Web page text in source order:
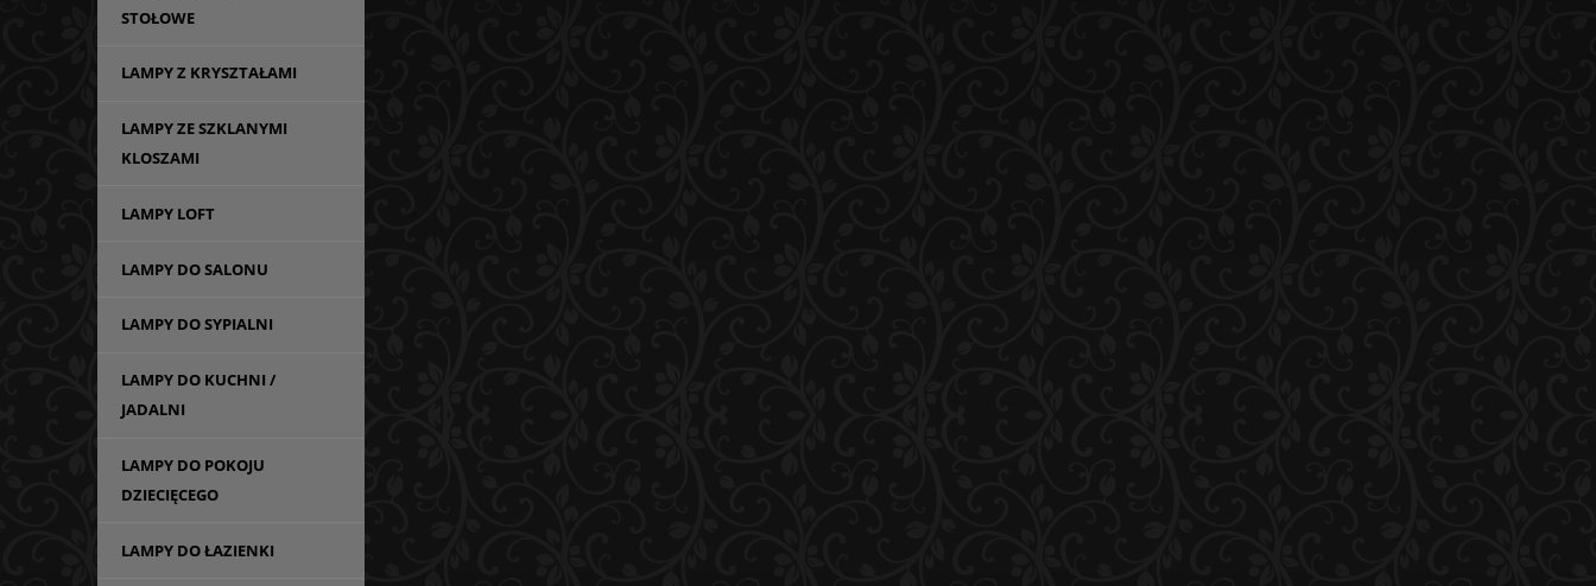
STOŁOWE
LAMPY Z KRYSZTAŁAMI
LAMPY ZE SZKLANYMI
KLOSZAMI
LAMPY LOFT
LAMPY DO SALONU
LAMPY DO SYPIALNI
LAMPY DO KUCHNI /
JADALNI
LAMPY DO POKOJU
DZIECIĘCEGO
LAMPY DO ŁAZIENKI